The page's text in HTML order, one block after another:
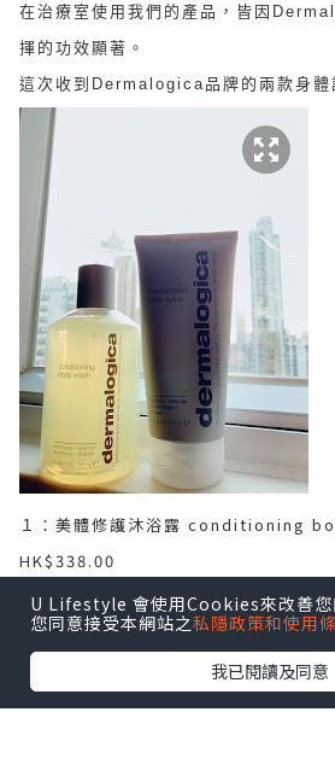
在治療室使用我們的產品，皆因
揮的 功效顯著。
這次收到 Dermalogica品牌的兩款身體
１： 美體修護沐浴露 conditioning
HK$338.00
２： 温熱身體角質更生霜
177mlHK$478.00
U Lifestyle 會使用Cookies來改善您
您同意接受本網站之私隱政策和使用
我已閱讀及同意